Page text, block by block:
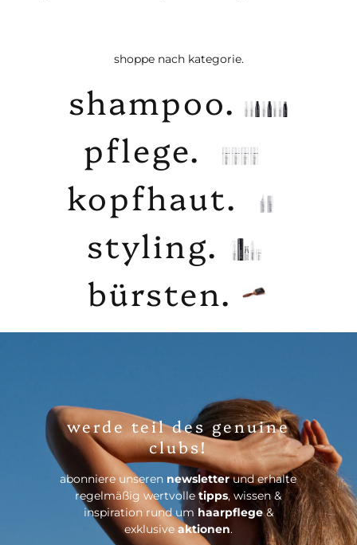
shoppe nach kategorie.
shampoo.
pflege.
kopfhaut.
styling.
bürsten.
werde teil des genuine
clubs!
abonniere unseren newsletterund erhalte
regelmäßig wertvolletipps, wissen &
inspiration rund um haarpflege&
exklusive aktionen.